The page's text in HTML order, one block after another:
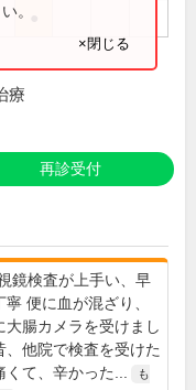
。
×閉じる
療
再診受付
鏡検査が上手い、早
寧 便に血が混ざり、
大腸カメラを受けまし
、他院で検査を受けた
くて、辛かった...
も